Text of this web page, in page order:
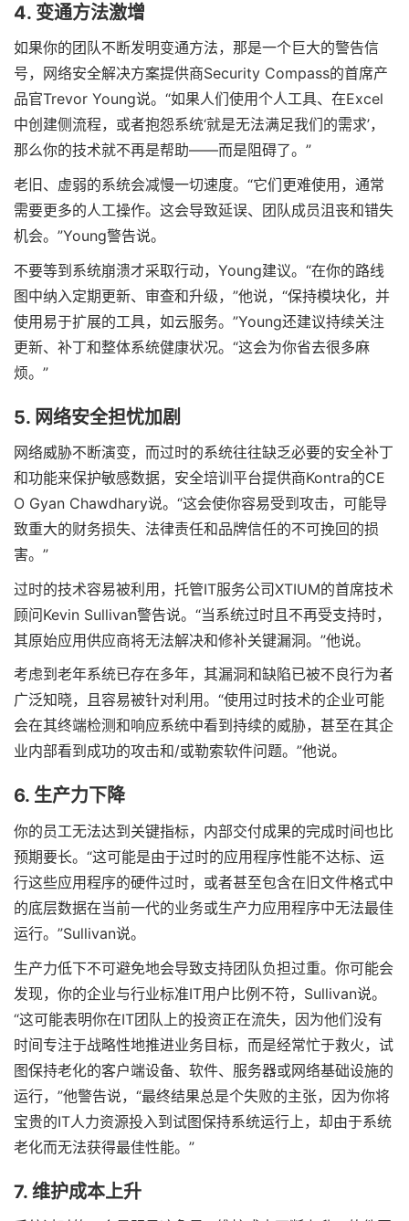
4. 变通方法激增
如果你的团队不断发明变通方法，那是一个巨大的警告信
号，网络安全解决方案提供商Security Compass的首席产
品官Trevor Young说。“如果人们使用个人工具、在Excel
中创建侧流程，或者抱怨系统‘就是无法满足我们的需求’，
那么你的技术就不再是帮助——而是阻碍了。”
老旧、虚弱的系统会减慢一切速度。“它们更难使用，通常
需要更多的人工操作。这会导致延误、团队成员沮丧和错失
机会。”Young警告说。
不要等到系统崩溃才采取行动，Young建议。“在你的路线
图中纳入定期更新、审查和升级，”他说，“保持模块化，并
使用易于扩展的工具，如云服务。”Young还建议持续关注
更新、补丁和整体系统健康状况。“这会为你省去很多麻
烦。”
5. 网络安全担忧加剧
网络威胁不断演变，而过时的系统往往缺乏必要的安全补丁
和功能来保护敏感数据，安全培训平台提供商Kontra的CE
O Gyan Chawdhary说。“这会使你容易受到攻击，可能导
致重大的财务损失、法律责任和品牌信任的不可挽回的损
害。”
过时的技术容易被利用，托管IT服务公司XTIUM的首席技术
顾问Kevin Sullivan警告说。“当系统过时且不再受支持时，
其原始应用供应商将无法解决和修补关键漏洞。”他说。
考虑到老年系统已存在多年，其漏洞和缺陷已被不良行为者
广泛知晓，且容易被针对利用。“使用过时技术的企业可能
会在其终端检测和响应系统中看到持续的威胁，甚至在其企
业内部看到成功的攻击和/或勒索软件问题。”他说。
6. 生产力下降
你的员工无法达到关键指标，内部交付成果的完成时间也比
预期要长。“这可能是由于过时的应用程序性能不达标、运
行这些应用程序的硬件过时，或者甚至包含在旧文件格式中
的底层数据在当前一代的业务或生产力应用程序中无法最佳
运行。”Sullivan说。
生产力低下不可避免地会导致支持团队负担过重。你可能会
发现，你的企业与行业标准IT用户比例不符，Sullivan说。
“这可能表明你在IT团队上的投资正在流失，因为他们没有
时间专注于战略性地推进业务目标，而是经常忙于救火，试
图保持老化的客户端设备、软件、服务器或网络基础设施的
运行，”他警告说，“最终结果总是个失败的主张，因为你将
宝贵的IT人力资源投入到试图保持系统运行上，却由于系统
老化而无法获得最佳性能。”
7. 维护成本上升